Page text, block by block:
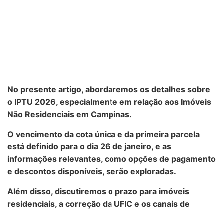
No presente artigo, abordaremos os detalhes sobre
o IPTU 2026, especialmente em relação aos Imóveis
Não Residenciais em Campinas.
O vencimento da cota única e da primeira parcela
está definido para o dia 26 de janeiro, e as
informações relevantes, como opções de pagamento
e descontos disponíveis, serão exploradas.
Além disso, discutiremos o prazo para imóveis
residenciais, a correção da UFIC e os canais de